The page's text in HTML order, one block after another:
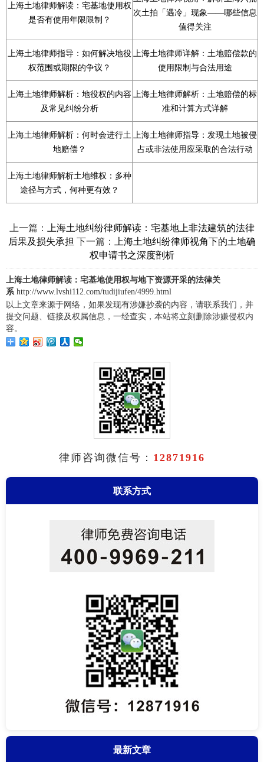
上海土地律师解读：宅基地使用权
是否有使用年限限制？
次土拍「遇冷」现象——哪些信息
值得关注
上海土地律师指导：如何解决地役
权范围或期限的争议？
上海土地律师详解：土地赔偿款的
使用限制与合法用途
上海土地律师解析：地役权的内容
及常见纠纷分析
上海土地律师解析：土地赔偿的标
准和计算方式详解
上海土地律师解析：何时会进行土
地赔偿？
上海土地律师指导：发现土地被侵
占或非法使用应采取的合法行动
上海土地律师解析土地维权：多种
途径与方式，何种更有效？
上一篇：
上海土地纠纷律师解读：宅基地上非法建筑的法律
后果及损失承担 下一篇：
上海土地纠纷律师视角下的土地确
权申请书之深度剖析
上海土地律师解读：宅基地使用权与地下资源开采的法律关
系http://www.lvshi112.com/tudijiufen/4999.html
以上文章来源于网络，如果发现有涉嫌抄袭的内容，请联系我们，并
提交问题、链接及权属信息，一经查实，本站将立刻删除涉嫌侵权内
容。
律师咨询微信号： 12871916
联系方式
最新文章